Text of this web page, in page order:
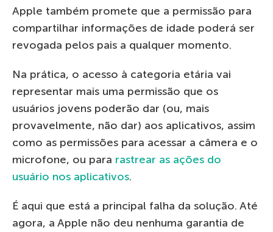
Apple também promete que a permissão para
compartilhar informações de idade poderá ser
revogada pelos pais a qualquer momento.
Na prática, o acesso à categoria etária vai
representar mais uma permissão que os
usuários jovens poderão dar (ou, mais
provavelmente, não dar) aos aplicativos, assim
como as permissões para acessar a câmera e o
microfone, ou para rastrear as ações do
usuário nos aplicativos.
É aqui que está a principal falha da solução. Até
agora, a Apple não deu nenhuma garantia de